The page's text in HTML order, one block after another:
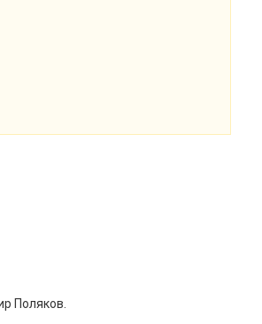
Поляков.